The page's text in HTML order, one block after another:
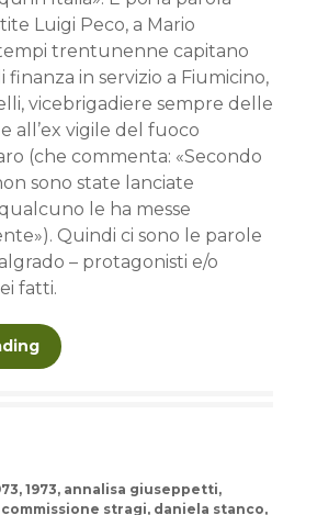
Luigi Peco, a Mario
trentunenne capitano
finanza in servizio a Fiumicino,
vicebrigadiere sempre delle
all’ex vigile del fuoco
(che commenta: «Secondo
sono state lanciate
le ha messe
Quindi ci sono le parole
– protagonisti e/o
fatti.
, 1973, annalisa giuseppetti,
commissione stragi, daniela stanco,